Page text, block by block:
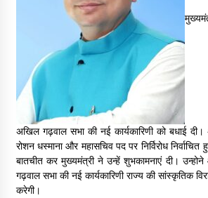
May 16, 2022
Thought Of The Day 14 May
May 14, 2022
Thought Of The Day 13 May
May 13, 2022
Thought Of The Day 12
अखिल गढ़वाल सभा की नई कार्यकारिणी को बधाई दी।
रोशन धस्माना और महासचिव पद पर निर्विरोध
बातचीत कर मुख्यमंत्री ने उन्हें शुभकामनाएं दी।
गढ़वाल सभा की नई कार्यकारिणी राज्य की सांस्कृतिक
करेगी।